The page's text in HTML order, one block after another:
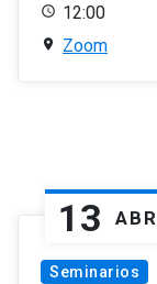
12:00
Zoom
13 ABR
Seminarios